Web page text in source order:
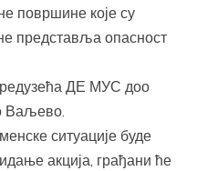
површине које су
представља опасност
ДЕ МУС доо
Ваљево.
ситуације буде
акција, грађани ће